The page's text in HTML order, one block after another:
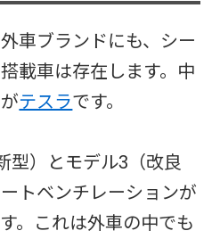
車ブランドにも、シー
載車は存在します。中
テスラです。
型）とモデル3（改良
トベンチレーションが
。これは外車の中でも